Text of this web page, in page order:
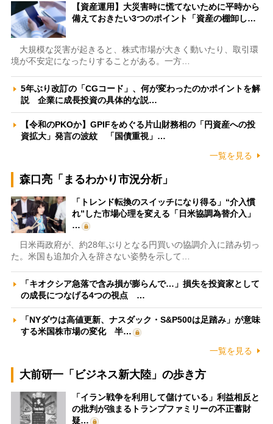
【資産運用】大災害時に慌てないために平時から
備えておきたい3つのポイント「資産の棚卸し…
大規模な災害が起きると、株式市場が大きく動いたり、取引環
境が不安定になったりすることがある。一方…
5年ぶり改訂の「CGコード」、何が変わったのかポイントを解
説 企業に成長投資の具体的な説…
【令和のPKOか】GPIFをめぐる片山財務相の「円資産への投
資拡大」発言の波紋 「国債重視」…
一覧を見る
森口亮「まるわかり市況分析」
「トレンド転換のスイッチになり得る」“介入慣
れ”した市場心理を変える「日米協調為替介入」
…
日米両政府が、約28年ぶりとなる円買いの協調介入に踏み切っ
た。米国も追加介入を辞さない姿勢を示して…
「キオクシア急落で含み損が膨らんで…」損失を投資家として
の成長につなげる4つの視点 …
「NYダウは高値更新、ナスダック・S&P500は足踏み」が意味
する米国株市場の変化 半…
一覧を見る
大前研一「ビジネス新大陸」の歩き方
「イラン戦争を利用して儲けている」利益相反と
の批判が強まるトランプファミリーの不正蓄財
疑…